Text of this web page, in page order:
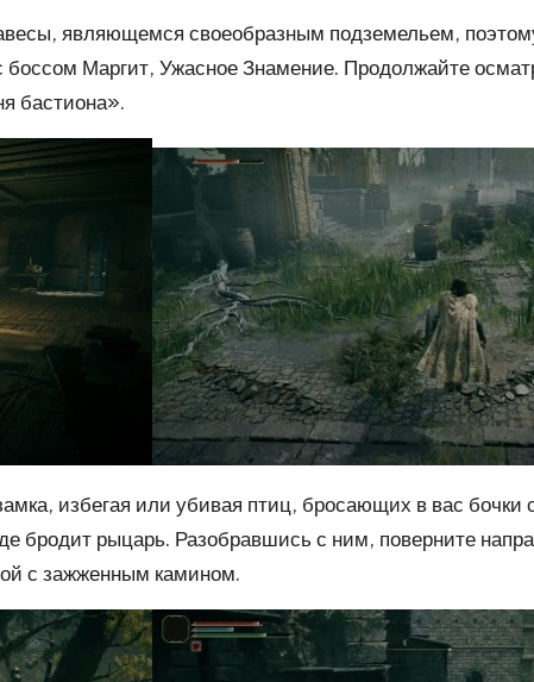
являющемся своеобразным подземельем,
боссом Маргит, Ужасное Знамение. Продолжайте
бастиона».
избегая или убивая птиц, бросающих в вас
бродит рыцарь. Разобравшись с ним, поверните
с зажженным камином.